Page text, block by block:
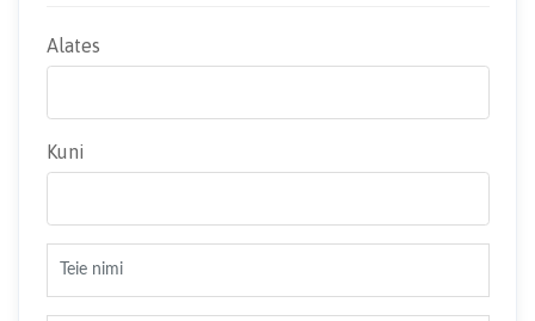
Alates
Kuni